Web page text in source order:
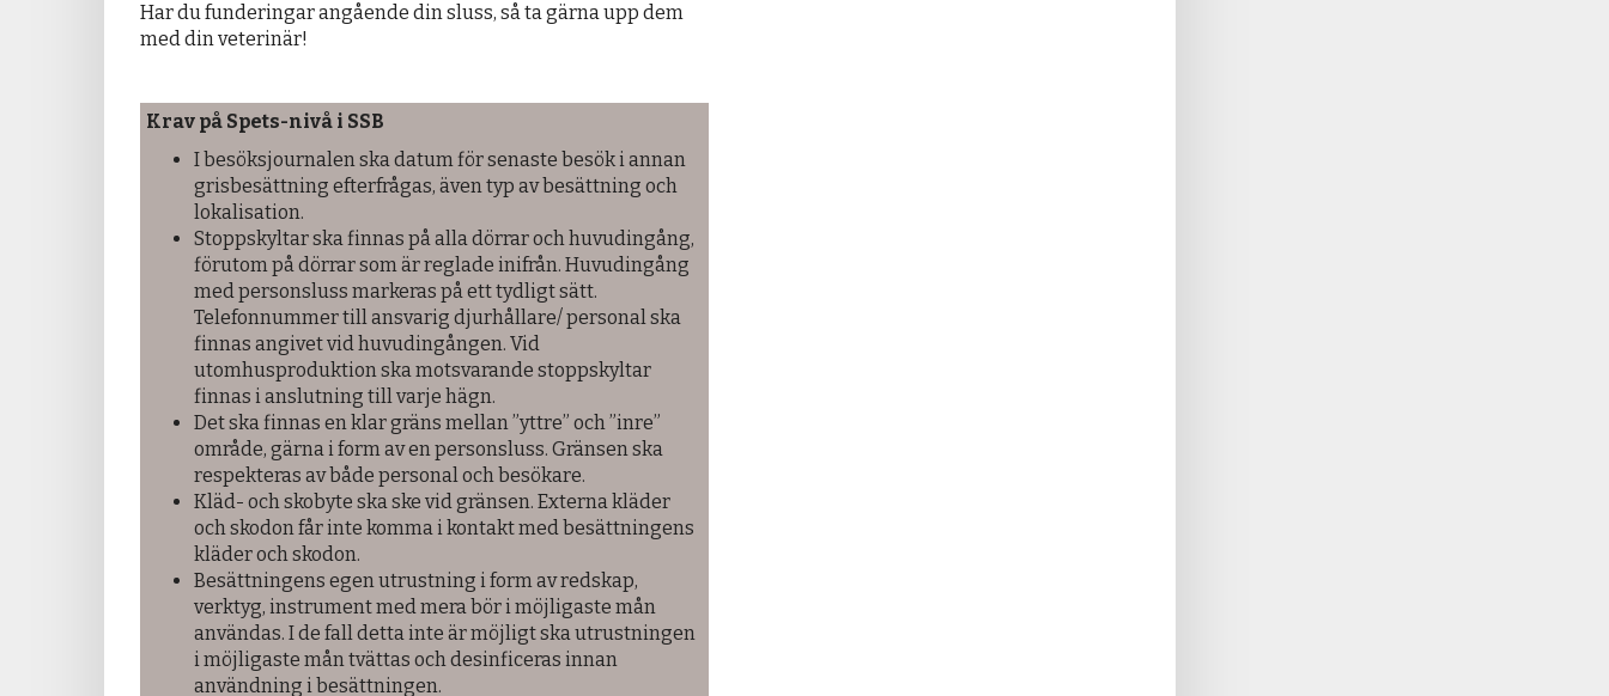
Har du funderingar angående din sluss, så ta gärna upp dem
med din veterinär!
Krav på Spets-nivå i SSB
I besöksjournalen ska datum för senaste besök i annan
grisbesättning efterfrågas, även typ av besättning och
lokalisation.
Stoppskyltar ska finnas på alla dörrar och huvudingång,
förutom på dörrar som är reglade inifrån. Huvudingång
med personsluss markeras på ett tydligt sätt.
Telefonnummer till ansvarig djurhållare/ personal ska
finnas angivet vid huvudingången. Vid
utomhusproduktion ska motsvarande stoppskyltar
finnas i anslutning till varje hägn.
Det ska finnas en klar gräns mellan ”yttre” och ”inre”
område, gärna i form av en personsluss. Gränsen ska
respekteras av både personal och besökare.
Kläd- och skobyte ska ske vid gränsen. Externa kläder
och skodon får inte komma i kontakt med besättningens
kläder och skodon.
Besättningens egen utrustning i form av redskap,
verktyg, instrument med mera bör i möjligaste mån
användas. I de fall detta inte är möjligt ska utrustningen
i möjligaste mån tvättas och desinficeras innan
användning i besättningen.